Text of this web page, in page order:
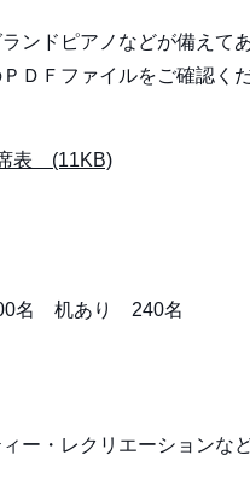
ンドピアノなどが備えて
ＤＦファイルをご確認くだ
表 (11KB)
名 机あり 240名
ー・レクリエーションな